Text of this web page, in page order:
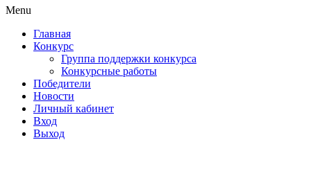
Menu
Главная
Конкурс
Группа поддержки конкурса
Конкурсные работы
Победители
Новости
Личный кабинет
Вход
Выход